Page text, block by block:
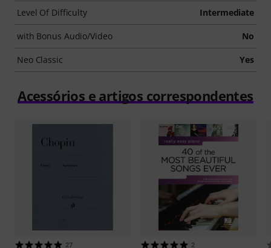
Level Of Difficulty Intermediate
with Bonus Audio/Video No
Neo Classic Yes
Acessórios e artigos correspondentes
27 2